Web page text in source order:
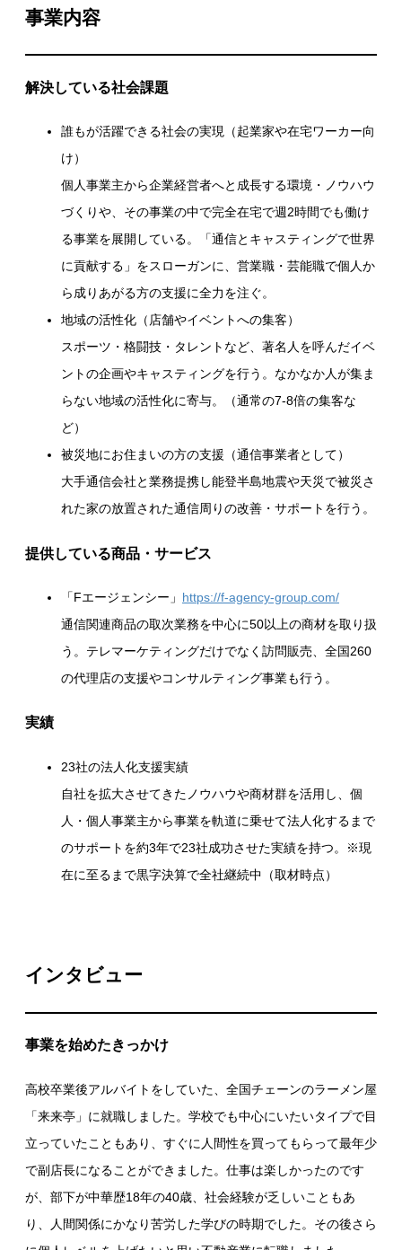
事業内容
解決している社会課題
誰もが活躍できる社会の実現（起業家や在宅ワーカー向
け）
個人事業主から企業経営者へと成長する環境・ノウハウ
づくりや、その事業の中で完全在宅で週2時間でも働け
る事業を展開している。「通信とキャスティングで世界
に貢献する」をスローガンに、営業職・芸能職で個人か
ら成りあがる方の支援に全力を注ぐ。
地域の活性化（店舗やイベントへの集客）
スポーツ・格闘技・タレントなど、著名人を呼んだイベ
ントの企画やキャスティングを行う。なかなか人が集ま
らない地域の活性化に寄与。（通常の7-8倍の集客な
ど）
被災地にお住まいの方の支援（通信事業者として）
大手通信会社と業務提携し能登半島地震や天災で被災さ
れた家の放置された通信周りの改善・サポートを行う。
提供している商品・サービス
「Fエージェンシー」 https://f-agency-group.com/
通信関連商品の取次業務を中心に50以上の商材を取り扱
う。テレマーケティングだけでなく訪問販売、全国260
の代理店の支援やコンサルティング事業も行う。
実績
23社の法人化支援実績
自社を拡大させてきたノウハウや商材群を活用し、個
人・個人事業主から事業を軌道に乗せて法人化するまで
のサポートを約3年で23社成功させた実績を持つ。※現
在に至るまで黒字決算で全社継続中（取材時点）
インタビュー
事業を始めたきっかけ
高校卒業後アルバイトをしていた、全国チェーンのラーメン屋
「来来亭」に就職しました。学校でも中心にいたいタイプで目
立っていたこともあり、すぐに人間性を買ってもらって最年少
で副店長になることができました。仕事は楽しかったのです
が、部下が中華歴18年の40歳、社会経験が乏しいこともあ
り、人間関係にかなり苦労した学びの時期でした。その後さら